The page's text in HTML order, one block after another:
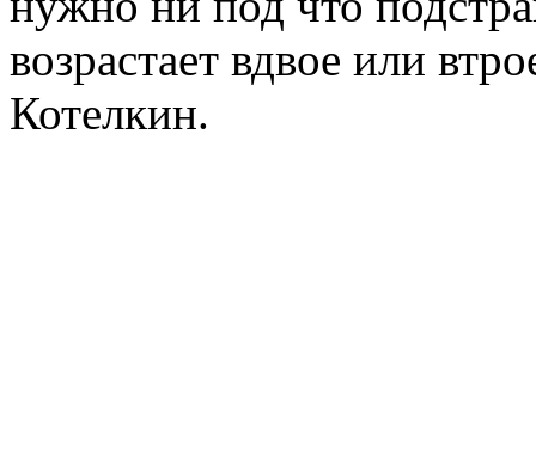
возрастает вдвое или
Котелкин.